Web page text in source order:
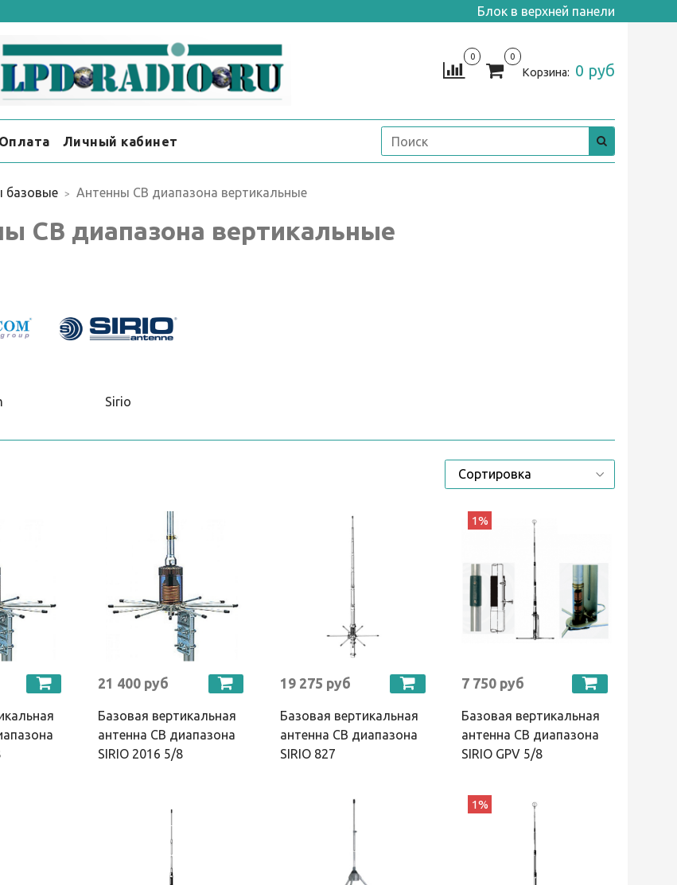
Блок в верхней панели
0 0
Корзина: 0 руб
Оплата Личный кабинет
базовые Антенны CB диапазона вертикальные
CB диапазона вертикальные
Sirio
21 400 руб
Базовая вертикальная
антенна CB диапазона
SIRIO 2016 5/8
19 275 руб
Базовая вертикальная
антенна CB диапазона
SIRIO 827
1%
7 750 руб
Базовая вертикальная
антенна CB диапазона
SIRIO GPV 5/8
1%